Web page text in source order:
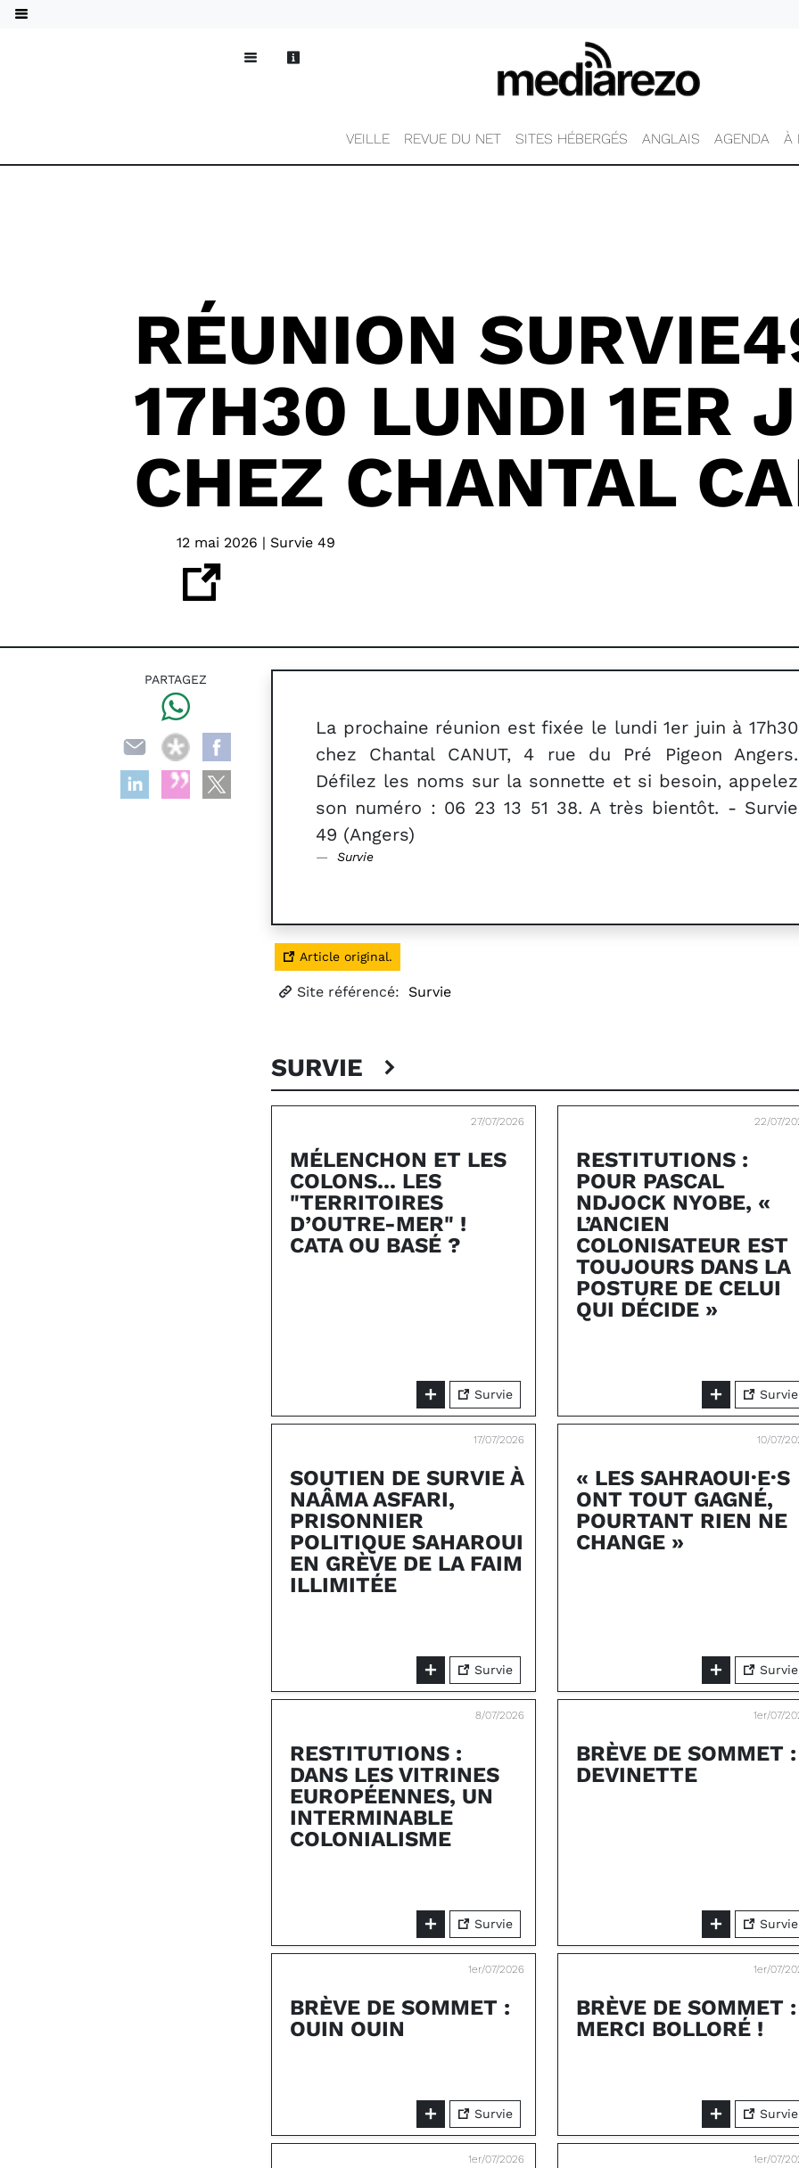
VEILLE REVUE DU NET SITES HÉBERGÉS ANGLAIS AGENDA À
RÉUNION
17H30 LUNDI 1ER
CHEZ CHANTAL
12 mai 2026 | Survie 49
La prochaine réunion est fixée le lundi 1er juin à 17h30
chez Chantal CANUT, 4 rue du Pré Pigeon Angers.
Défilez les noms sur la sonnette et si besoin, appelez
son numéro : 06 23 13 51 38. A très bientôt. - Survie
49 (Angers)
Survie
Article original.
Site référencé: Survie
SURVIE
27/07/2026
MÉLENCHON ET LES
COLONS... LES
"TERRITOIRES
D’OUTRE-MER" !
CATA OU BASÉ ?
Survie
22/07/
RESTITUTIONS :
POUR PASCAL
NDJOCK NYOBE, «
L’ANCIEN
COLONISATEUR EST
TOUJOURS DANS LA
POSTURE DE CELUI
QUI DÉCIDE »
Survie
17/07/2026
SOUTIEN DE SURVIE À
NAÂMA ASFARI,
PRISONNIER
POLITIQUE SAHAROUI
EN GRÈVE DE LA FAIM
ILLIMITÉE
Survie
10/07/
« LES SAHRAOUI·E·S
ONT TOUT GAGNÉ,
POURTANT RIEN NE
CHANGE »
Survie
8/07/2026
RESTITUTIONS :
DANS LES VITRINES
EUROPÉENNES, UN
INTERMINABLE
COLONIALISME
Survie
1er/07/
BRÈVE DE SOMMET :
DEVINETTE
Survie
1er/07/2026
BRÈVE DE SOMMET :
OUIN OUIN
Survie
1er/07/
BRÈVE DE SOMMET :
MERCI BOLLORÉ !
Survie
1er/07/2026 1er/07/
PARTAGEZ